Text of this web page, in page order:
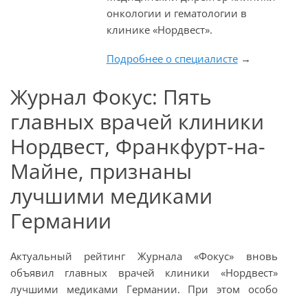
онкологии и гематологии в
клинике «Нордвест».
Подробнее о специалисте→
Журнал Фокус: Пять
главных врачей клиники
Нордвест, Франкфурт-на-
Майне, признаны
лучшими медиками
Германии
Актуальный рейтинг Журнала«Фокус» вновь
объявил главных врачей клиники «Нордвест»
лучшими медиками Германии. При этом особо